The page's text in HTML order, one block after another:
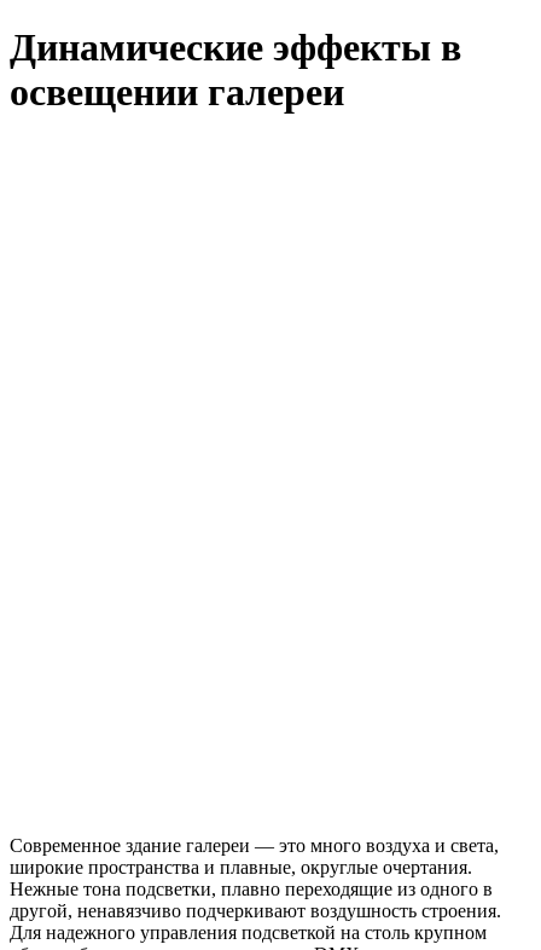
Динамические эффекты в
освещении галереи
Современное здание галереи — это много воздуха и света,
широкие пространства и плавные, округлые очертания.
Нежные тона подсветки, плавно переходящие из одного в
другой, ненавязчиво подчеркивают воздушность строения.
Для надежного управления подсветкой на столь крупном